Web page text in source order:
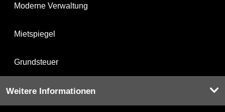
Moderne Verwaltung
Mietspiegel
Grundsteuer
Weitere Informationen